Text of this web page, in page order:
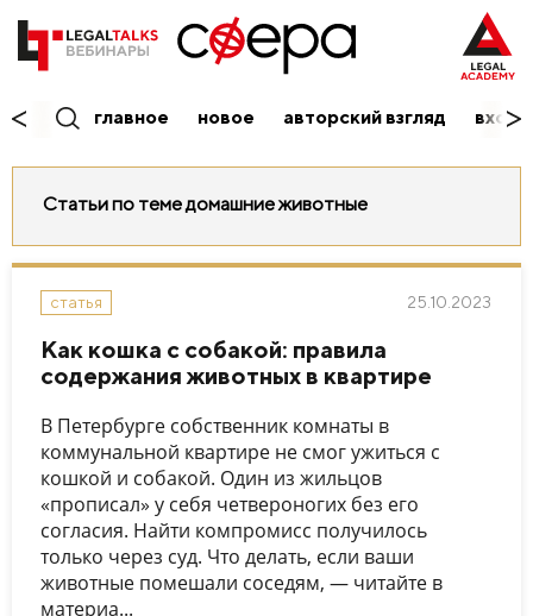
главное новое авторский взгляд вход/
Статьи по теме домашние животные
статья 25.10.2023
Как кошка с собакой: правила
содержания животных в квартире
В Петербурге собственник комнаты в
коммунальной квартире не смог ужиться с
кошкой и собакой. Один из жильцов
«прописал» у себя четвероногих без его
согласия. Найти компромисс получилось
только через суд. Что делать, если ваши
животные помешали соседям, — читайте в
материа...